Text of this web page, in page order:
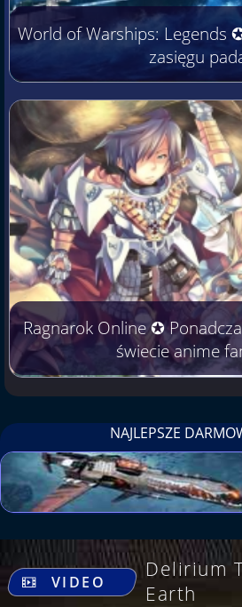
World of Warships: Legends
zasięgu
Ragnarok Online ✪
świecie anime
NAJLEPSZE
.
VIDEO
Delirium
Earth